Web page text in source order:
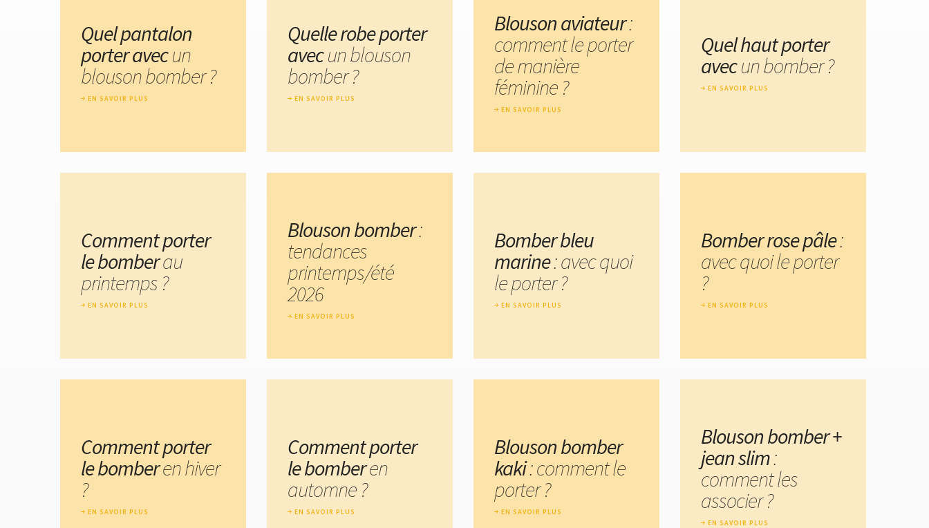
Quel pantalon
porter avecun
blouson bomber ?
EN SAVOIR PLUS
Quelle robe porter
avecun blouson
bomber ?
EN SAVOIR PLUS
Blouson aviateur:
comment le porter
de manière
féminine ?
EN SAVOIR PLUS
Quel haut porter
avecun bomber ?
EN SAVOIR PLUS
Comment porter
le bomberau
printemps ?
EN SAVOIR PLUS
Blouson bomber:
tendances
printemps/été
2026
EN SAVOIR PLUS
Bomber bleu
marine: avec quoi
le porter ?
EN SAVOIR PLUS
Bomber rose pâle:
avec quoi le porter
?
EN SAVOIR PLUS
Comment porter
le bomberen hiver
?
EN SAVOIR PLUS
Comment porter
le bomberen
automne ?
EN SAVOIR PLUS
Blouson bomber
kaki: comment le
porter ?
EN SAVOIR PLUS
Blouson bomber +
jean slim:
comment les
associer ?
EN SAVOIR PLUS